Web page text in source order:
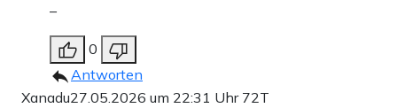
–
0
Antworten
Xanadu27.05.2026 um 22:31 Uhr 72T